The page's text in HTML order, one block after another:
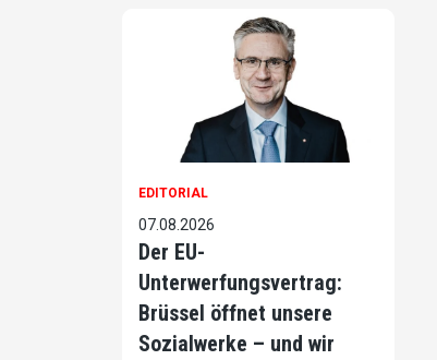
EDITORIAL
07.08.2026
Der EU-
Unterwerfungsvertrag:
Brüssel öffnet unsere
Sozialwerke – und wir